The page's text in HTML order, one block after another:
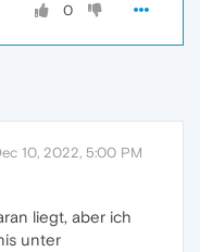
0
10, 2022, 5:00 PM
liegt, aber ich
unter